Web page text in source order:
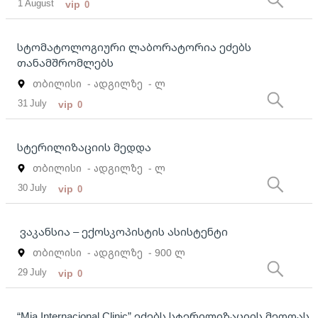
1 August vip 0
სტომატოლოგიური ლაბორატორია ეძებს
თანამშრომლებს
თბილისი - ადგილზე - ლ
31 July vip 0
სტერილიზაციის მედდა
თბილისი - ადგილზე - ლ
30 July vip 0
ვაკანსია – ექოსკოპისტის ასისტენტი
თბილისი - ადგილზე - 900 ლ
29 July vip 0